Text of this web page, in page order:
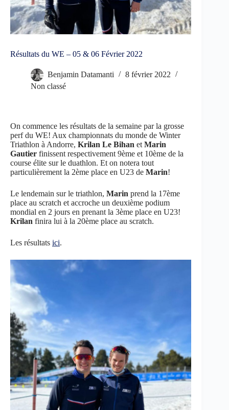
Résultats du WE – 05 & 06 Février 2022
Benjamin Datamanti
8 février 2022
Non classé
On commence les résultats de la semaine par la grosse
perf du WE! Aux championnats du monde de Winter
Triathlon à Andorre, Krilan Le Bihan et Marin
Gautier finissent respectivement 9ème et 10ème de la
course élite sur le duathlon. Et on notera tout
particulièrement la 2ème place en U23 de Marin!
Le lendemain sur le triathlon, Marin prend la 17ème
place au scratch et accroche un deuxième podium
mondial en 2 jours en prenant la 3ème place en U23!
Krilan finira lui à la 20ème place au scratch.
Les résultats ici.